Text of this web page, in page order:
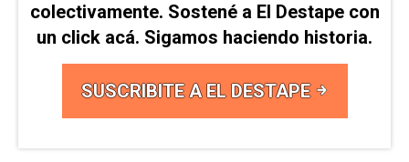
colectivamente. Sostené a El Destape con
un click acá. Sigamos haciendo historia.
SUSCRIBITE A EL DESTAPE